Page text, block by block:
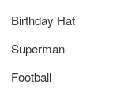
Birthday Hat
Superman
Football